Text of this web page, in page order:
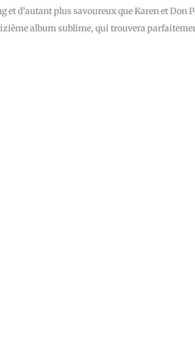
et d’autant plus savoureux que Karen et Don
album sublime, qui trouvera